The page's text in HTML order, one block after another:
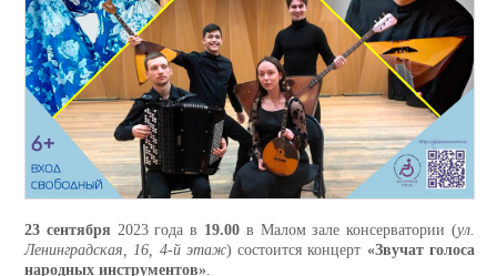
23 сентября 2023 года в 19.00 в Малом зале консерватории (ул.
Ленинградская, 16, 4-й этаж) состоится концерт «Звучат голоса
народных инструментов».